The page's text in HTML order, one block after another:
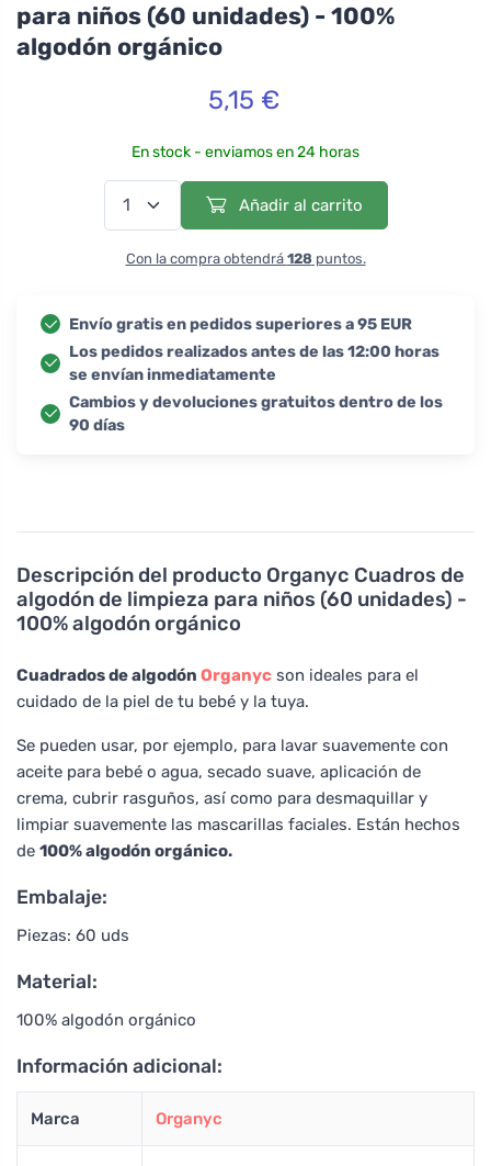
Descripción del producto Organyc Cuadros de
algodón de limpieza para niños (60 unidades) -
100% algodón orgánico
Cuadrados de algodón Organyc son ideales para el
cuidado de la piel de tu bebé y la tuya.
Se pueden usar, por ejemplo, para lavar suavemente con
aceite para bebé o agua, secado suave, aplicación de
crema, cubrir rasguños, así como para desmaquillar y
limpiar suavemente las mascarillas faciales. Están hechos
de 100% algodón orgánico.
Embalaje:
Piezas: 60 uds
Material:
100% algodón orgánico
Información adicional:
Marca Organyc
para niños (60 unidades) - 100%
algodón orgánico
5,15 €
En stock - enviamos en 24 horas
Añadir al carrito
Con la compra obtendrá 128puntos.
Envío gratis en pedidos superiores a 95 EUR
Los pedidos realizados antes de las 12:00 horas
se envían inmediatamente
Cambios y devoluciones gratuitos dentro de los
90 días